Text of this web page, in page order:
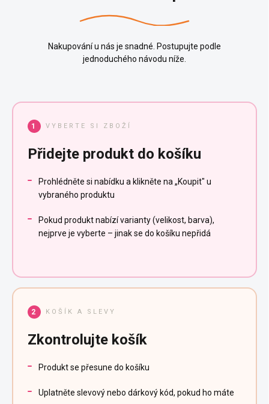
Nakupování u nás je snadné. Postupujte podle
jednoduchého návodu níže.
1 VYBERTE SI ZBOŽÍ
Přidejte produkt do košíku
Prohlédněte si nabídku a klikněte na „Koupit" u
vybraného produktu
Pokud produkt nabízí varianty (velikost, barva),
nejprve je vyberte – jinak se do košíku nepřidá
2 KOŠÍK A SLEVY
Zkontrolujte košík
Produkt se přesune do košíku
Uplatněte slevový nebo dárkový kód, pokud ho máte